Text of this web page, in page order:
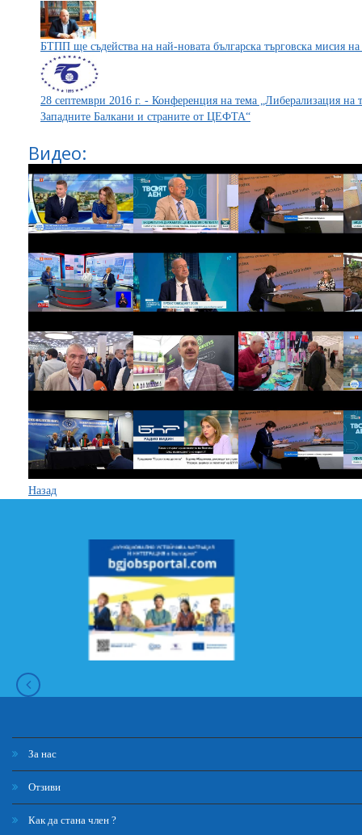
БТПП ще съдейства на най-новата българска търговска мисия
28 септември 2016 г. - Конференция на тема „Либерализация на
Западните Балкани и страните от ЦЕФТА“
Видео:
Назад
За нас
Отзиви
Как да стана член ?